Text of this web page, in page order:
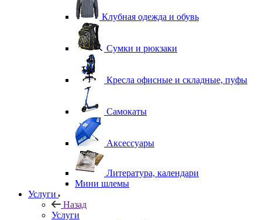
Клубная одежда и обувь
Сумки и рюкзаки
Кресла офисные и складные, пуфы
Самокаты
Аксессуары
Литература, календари
Мини шлемы
Услуги
Назад
Услуги